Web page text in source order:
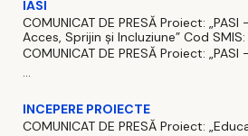
IASI
COMUNICAT DE PRESĂ Proiect:
Acces, Sprijin și Incluziune” Cod SMIS:
COMUNICAT DE PRESĂ Proiect:
...
INCEPERE PROIECTE
COMUNICAT DE PRESĂ Proiect: